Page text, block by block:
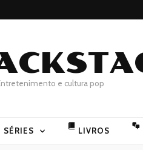
e cultura pop
SÉRIES LIVROS